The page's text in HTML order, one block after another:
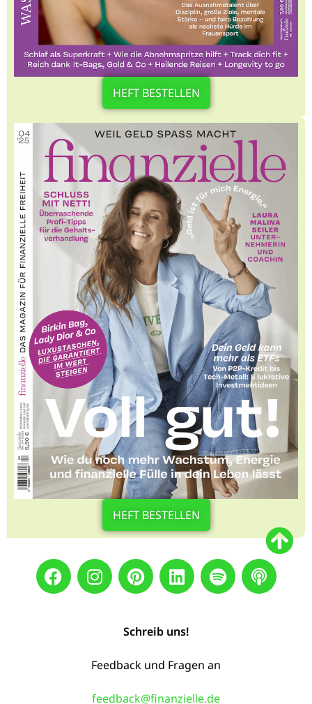
HEFT BESTELLEN
HEFT BESTELLEN
Schreib uns!
Feedback und Fragen an
feedback@finanzielle.de